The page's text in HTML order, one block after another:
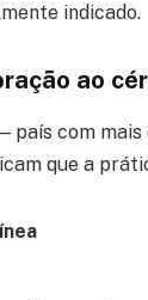
indicado.
ao
país com
que a